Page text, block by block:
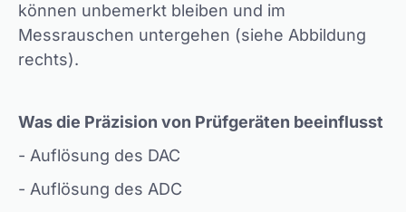
können unbemerkt bleiben und im
Messrauschen untergehen (siehe Abbildung
rechts).
Was die Präzision von Prüfgeräten beeinflusst
- Auflösung des DAC
- Auflösung des ADC